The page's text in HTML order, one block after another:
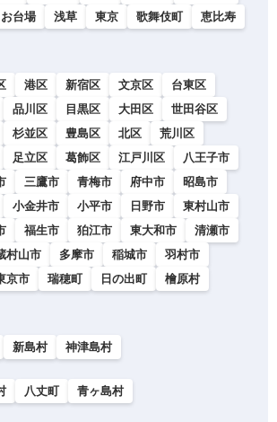
お台場 浅草 東京 歌舞伎町
恵比寿
港区 新宿区 文京区
台東区
品川区 目黒区 大田区
世田谷区
杉並区 豊島区 北区
荒川区
足立区 葛飾区 江戸川区
八王子市
三鷹市 青梅市 府中市
昭島市
小金井市 小平市 日野市
東村山市
福生市 狛江市 東大和市
清瀬市
村山市 多摩市 稲城市
羽村市
京市 瑞穂町 日の出町
檜原村
新島村 神津島村
八丈町 青ヶ島村